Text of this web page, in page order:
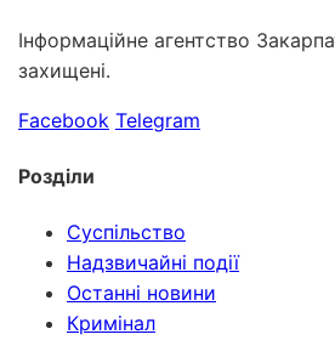
Інформаційне агентство
захищені.
Facebook Telegram
Розділи
Суспільство
Надзвичайні події
Останні новини
Кримінал